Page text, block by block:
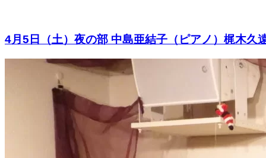
4月5日（土）夜の部 中島亜結子（ピアノ）梶木久